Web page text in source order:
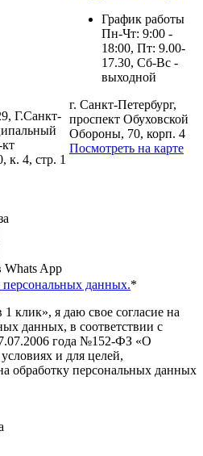
Г.Санкт-
к. 4, стр. 1
График работы
Пн-Чт: 9:00 -
18:00, Пт: 9.00-
17.30, Сб-Вс -
выходной
г. Санкт-Петербург,
проспект Обуховской
Обороны, 70, корп. 4
Посмотреть на карте
Whats App
персональных данных.*
клик», я даю свое согласие на
данных, в соответствии с
года №152-ФЗ «О
и для целей,
обработку персональных данных